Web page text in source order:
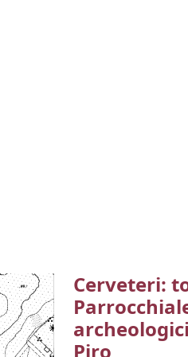
Cerveteri:
Piro